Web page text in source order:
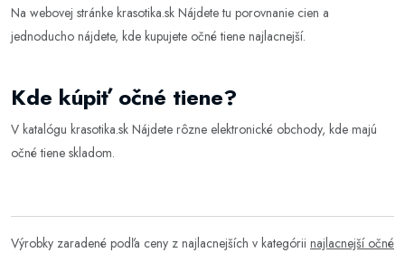
Na webovej stránke krasotika.sk Nájdete tu porovnanie cien a
jednoducho nájdete, kde kupujete očné tiene najlacnejší.
Kde kúpiť očné tiene?
V katalógu krasotika.sk Nájdete rôzne elektronické obchody, kde majú
očné tiene skladom.
Výrobky zaradené podľa ceny z najlacnejších v kategórii najlacnejší očné